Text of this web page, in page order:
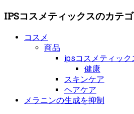
IPSコスメティックスのカテゴ
コスメ
商品
ipsコスメティック
健康
スキンケア
ヘアケア
メラニンの生成を抑制